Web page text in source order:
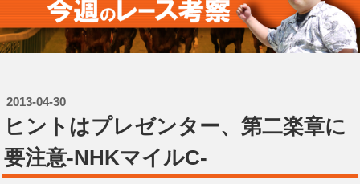
2013-04-30
ヒントはプレゼンター、第二楽章に
要注意-NHKマイルC-